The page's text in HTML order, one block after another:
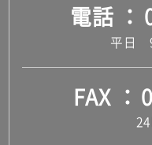
電話
平日
FAX